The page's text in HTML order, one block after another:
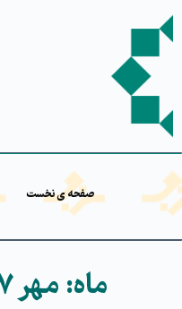
صفحه ی نخست
ماه: مهر ۱۳۹۷